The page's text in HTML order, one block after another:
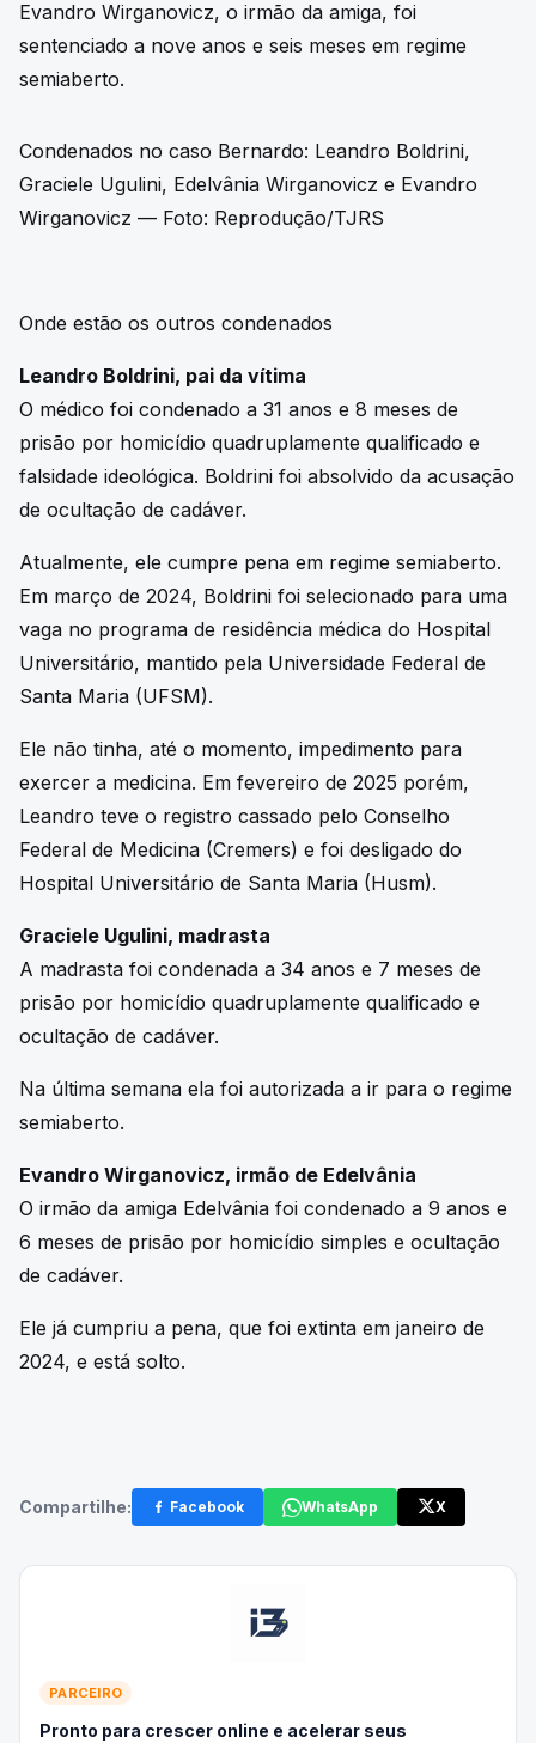
Evandro Wirganovicz, o irmão da amiga, foi
sentenciado a nove anos e seis meses em regime
semiaberto.
Condenados no caso Bernardo: Leandro Boldrini,
Graciele Ugulini, Edelvânia Wirganovicz e Evandro
Wirganovicz — Foto: Reprodução/TJRS
Onde estão os outros condenados
Leandro Boldrini, pai da vítima
O médico foi condenado a 31 anos e 8 meses de
prisão por homicídio quadruplamente qualificado e
falsidade ideológica. Boldrini foi absolvido da acusação
de ocultação de cadáver.
Atualmente, ele cumpre pena em regime semiaberto.
Em março de 2024, Boldrini foi selecionado para uma
vaga no programa de residência médica do Hospital
Universitário, mantido pela Universidade Federal de
Santa Maria (UFSM).
Ele não tinha, até o momento, impedimento para
exercer a medicina. Em fevereiro de 2025 porém,
Leandro teve o registro cassado pelo Conselho
Federal de Medicina (Cremers) e foi desligado do
Hospital Universitário de Santa Maria (Husm).
Graciele Ugulini, madrasta
A madrasta foi condenada a 34 anos e 7 meses de
prisão por homicídio quadruplamente qualificado e
ocultação de cadáver.
Na última semana ela foi autorizada a ir para o regime
semiaberto.
Evandro Wirganovicz, irmão de Edelvânia
O irmão da amiga Edelvânia foi condenado a 9 anos e
6 meses de prisão por homicídio simples e ocultação
de cadáver.
Ele já cumpriu a pena, que foi extinta em janeiro de
2024, e está solto.
Compartilhe: Facebook WhatsApp X
PARCEIRO
Pronto para crescer online e acelerar seus